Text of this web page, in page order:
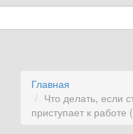
Главная
Что делать, если
приступает к